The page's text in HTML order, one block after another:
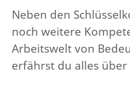
Neben den
noch weitere
Arbeitswelt von
erfährst du alles über